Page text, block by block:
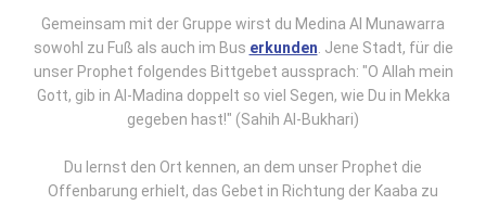
Gemeinsam mit der Gruppe wirst du Medina Al Munawarra
sowohl zu Fuß als auch im Bus erkunden. Jene Stadt, für die
unser Prophet folgendes Bittgebet aussprach: "O Allah mein
Gott, gib in Al-Madina doppelt so viel Segen, wie Du in Mekka
gegeben hast!" (Sahih Al-Bukhari)
Du lernst den Ort kennen, an dem unser Prophet die
Offenbarung erhielt, das Gebet in Richtung der Kaaba zu